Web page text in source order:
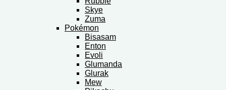
Skye
Zuma
Pokémon
Bisasam
Enton
Evoli
Glumanda
Glurak
Mew